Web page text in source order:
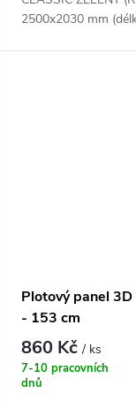
2500x2030 mm
Plotový panel
- 153 cm
860 Kč/ ks
7-10 pracovních
dnů